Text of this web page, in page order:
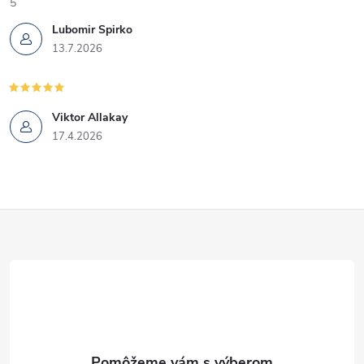
v
k
y
v
Lubomir Spirko
13.7.2026
Viktor Allakay
17.4.2026